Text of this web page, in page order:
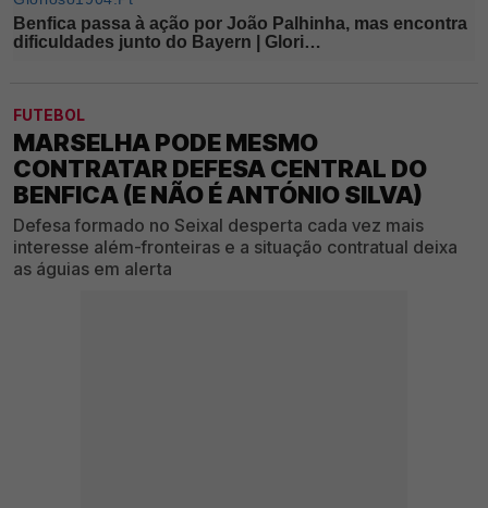
FUTEBOL
MARSELHA PODE MESMO
CONTRATAR DEFESA CENTRAL DO
BENFICA (E NÃO É ANTÓNIO SILVA)
Defesa formado no Seixal desperta cada vez mais
interesse além-fronteiras e a situação contratual deixa
as águias em alerta